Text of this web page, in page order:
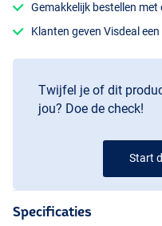
Gemakkelijk bestellen
Klanten geven Visdeal een
Twijfel je of dit
jou? Doe de check!
Start
Specificaties